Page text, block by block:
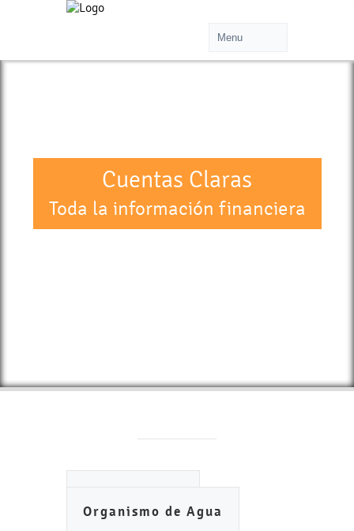
Cuentas Claras
Toda la información financiera
Organismo de Agua